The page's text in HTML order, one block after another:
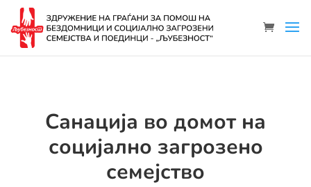
Санација во домот на
социјално загрозено
семејство